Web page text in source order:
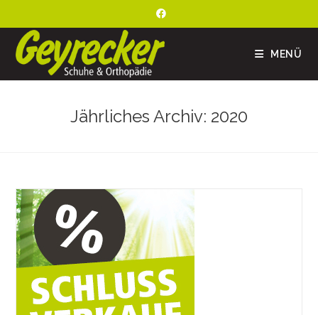
MENÜ
Jährliches Archiv: 2020